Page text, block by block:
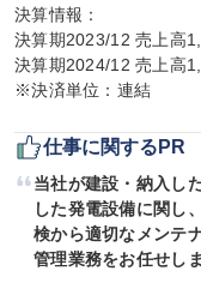
決算情報：
決算期2023/12 売上高
決算期2024/12 売上高
※決済単位：連結
仕事に関するPR
当社が建設・納入し
した発電設備に関し
検から適切なメンテ
管理業務をお任せしま